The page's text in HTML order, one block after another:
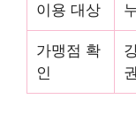
이용 대상
가맹점 확
인